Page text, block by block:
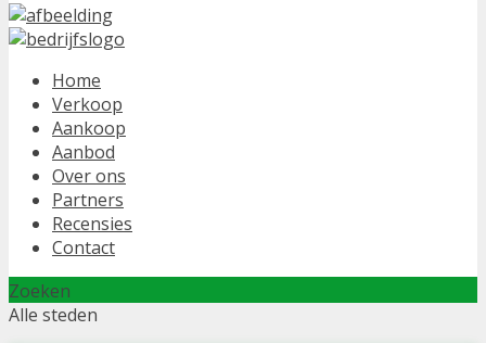
Home
Verkoop
Aankoop
Aanbod
Over ons
Partners
Recensies
Contact
Zoeken
Alle steden